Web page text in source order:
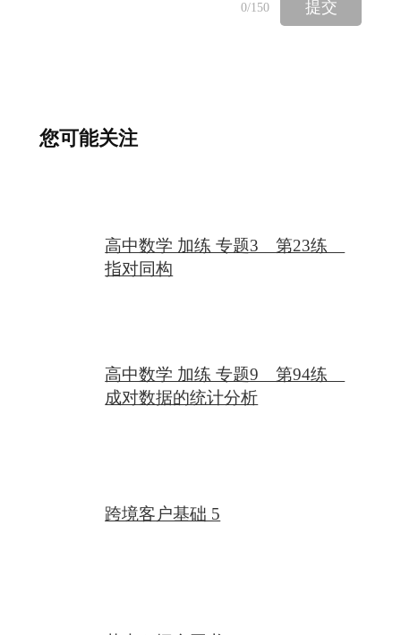
于朝廷的官吏。教育途径教育内容秦朝的教育
政治觉悟，以适应中央集权的需要。12305历
化损失秦朝推行法家思想，儒家思想受到严重
方为主导的教育体系。文化传承方式的转变行
子弟和选拔优秀人才，提高了官员素质，进而
0/150 提交
您可能关注
高中数学 加练 专题3 第23练
指对同构
高中数学 加练 专题9 第94练
成对数据的统计分析
跨境客户基础 5